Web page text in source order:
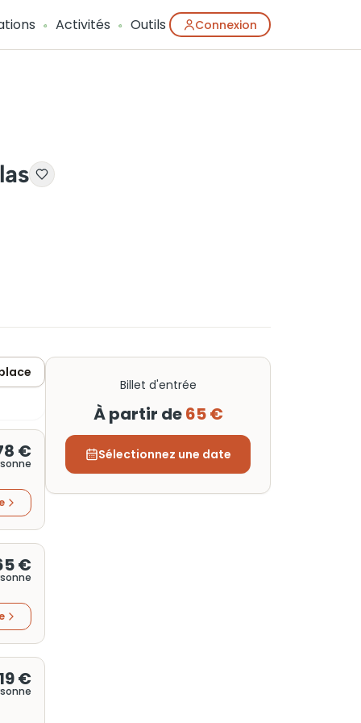
Activités Outils Connexion
€
€
€
Billet d'entrée
À partir de65 €
Sélectionnez une date